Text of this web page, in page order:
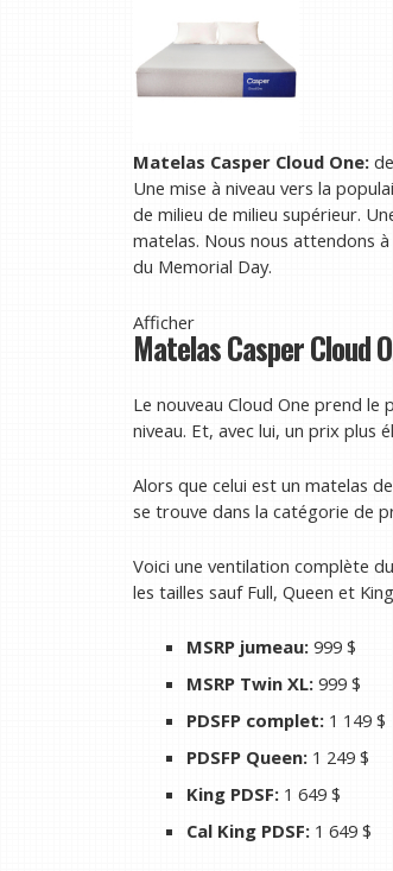
Matelas Casper Cloud One:
Une mise à niveau vers la
de milieu de milieu supérieur.
matelas. Nous nous attendons
du Memorial Day.
Afficher
Matelas Casper Cloud
Le nouveau Cloud One prend
niveau. Et, avec lui, un prix plus
Alors que celui est un matelas
se trouve dans la catégorie de
Voici une ventilation complète
les tailles sauf Full, Queen et
MSRP jumeau: 999 $
MSRP Twin XL: 999 $
PDSFP complet: 1 149 $
PDSFP Queen: 1 249 $
King PDSF: 1 649 $
Cal King PDSF: 1 649 $